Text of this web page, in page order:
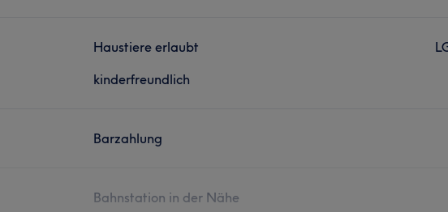
Haustiere erlaubt
kinderfreundlich
Barzahlung
Bahnstation in der Nähe